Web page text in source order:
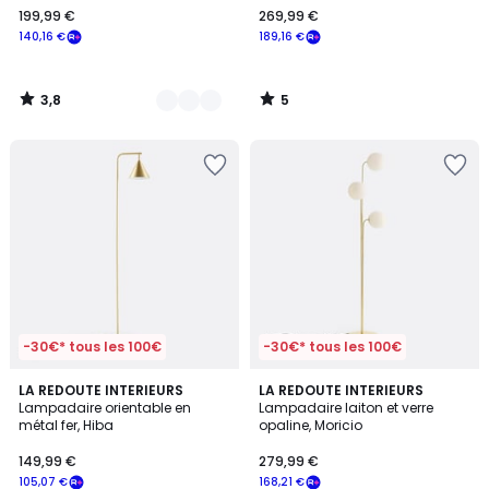
€
souscrivez
notre
programme
140,16 €
199,99 €
3,8
/
189,16 €
269,99 €
5
/
-30€* tous les 100€
LA REDOUTE INTERIEURS
Lampadaire orientable en
métal fer, Hiba
105,07 €
149,99 €
4,8
/ 5
2
Couleurs
-30€* tous les 100€
LA REDOUTE INTERIEURS
Lampadaire laiton et verre
opaline, Moricio
168,21 €
279,99 €
3,5
/ 5